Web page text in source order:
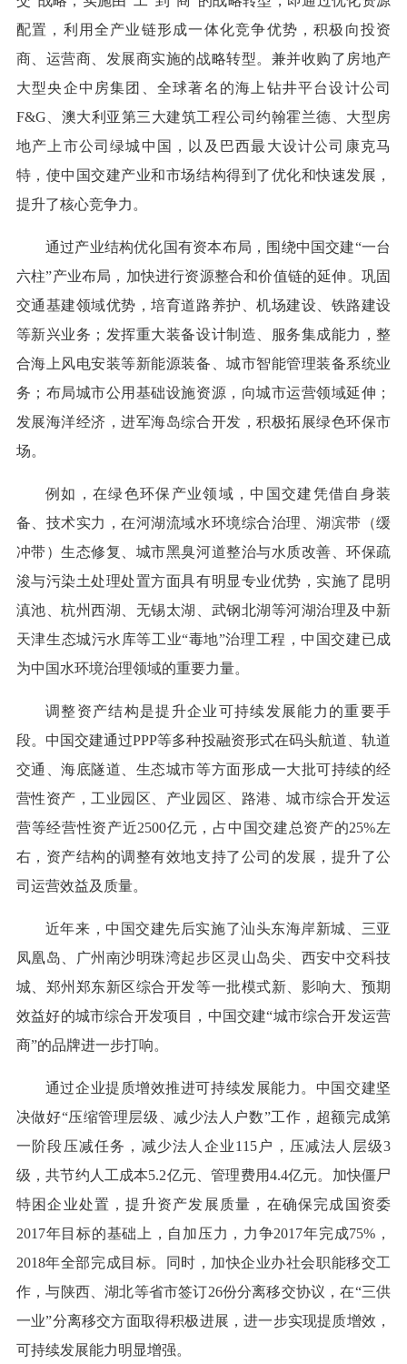
配置，利用全产业链形成一体化竞争优势，积极向投资
商、运营商、发展商实施的战略转型。兼并收购了房地产
大型央企中房集团、全球著名的海上钻井平台设计公司
F&G、澳大利亚第三大建筑工程公司约翰霍兰德、大型房
地产上市公司绿城中国，以及巴西最大设计公司康克马
特，使中国交建产业和市场结构得到了优化和快速发展，
提升了核心竞争力。
通过产业结构优化国有资本布局，围绕中国交建“一台
六柱”产业布局，加快进行资源整合和价值链的延伸。巩固
交通基建领域优势，培育道路养护、机场建设、铁路建设
等新兴业务；发挥重大装备设计制造、服务集成能力，整
合海上风电安装等新能源装备、城市智能管理装备系统业
务；布局城市公用基础设施资源，向城市运营领域延伸；
发展海洋经济，进军海岛综合开发，积极拓展绿色环保市
场。
例如，在绿色环保产业领域，中国交建凭借自身装
备、技术实力，在河湖流域水环境综合治理、湖滨带（缓
冲带）生态修复、城市黑臭河道整治与水质改善、环保疏
浚与污染土处理处置方面具有明显专业优势，实施了昆明
滇池、杭州西湖、无锡太湖、武钢北湖等河湖治理及中新
天津生态城污水库等工业“毒地”治理工程，中国交建已成
为中国水环境治理领域的重要力量。
调整资产结构是提升企业可持续发展能力的重要手
段。中国交建通过PPP等多种投融资形式在码头航道、轨道
交通、海底隧道、生态城市等方面形成一大批可持续的经
营性资产，工业园区、产业园区、路港、城市综合开发运
营等经营性资产近2500亿元，占中国交建总资产的25%左
右，资产结构的调整有效地支持了公司的发展，提升了公
司运营效益及质量。
近年来，中国交建先后实施了汕头东海岸新城、三亚
凤凰岛、广州南沙明珠湾起步区灵山岛尖、西安中交科技
城、郑州郑东新区综合开发等一批模式新、影响大、预期
效益好的城市综合开发项目，中国交建“城市综合开发运营
商”的品牌进一步打响。
通过企业提质增效推进可持续发展能力。中国交建坚
决做好“压缩管理层级、减少法人户数”工作，超额完成第
一阶段压减任务，减少法人企业115户，压减法人层级3
级，共节约人工成本5.2亿元、管理费用4.4亿元。加快僵尸
特困企业处置，提升资产发展质量，在确保完成国资委
2017年目标的基础上，自加压力，力争2017年完成75%，
2018年全部完成目标。同时，加快企业办社会职能移交工
作，与陕西、湖北等省市签订26份分离移交协议，在“三供
一业”分离移交方面取得积极进展，进一步实现提质增效，
可持续发展能力明显增强。